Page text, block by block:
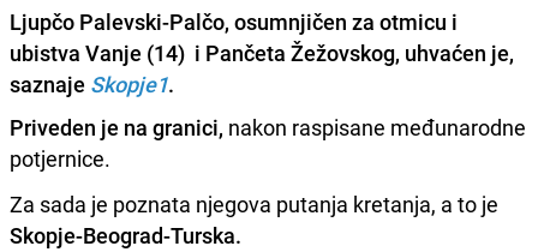
Ljupčo Palevski-Palčo, osumnjičen za otmicu i
ubistva Vanje (14) i Pančeta Žežovskog, uhvaćen je,
saznaje Skopje1.
Priveden je na granici, nakon raspisane međunarodne
potjernice.
Za sada je poznata njegova putanja kretanja, a to je
Skopje-Beograd-Turska.